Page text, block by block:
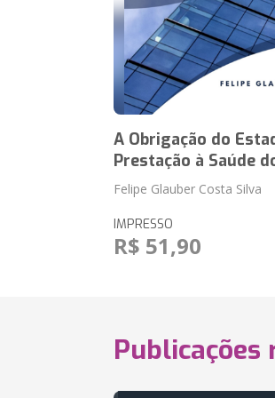
A Obrigação do
Prestação à Saúde
Felipe Glauber Costa Silva
IMPRESSO
R$ 51,90
Publicações